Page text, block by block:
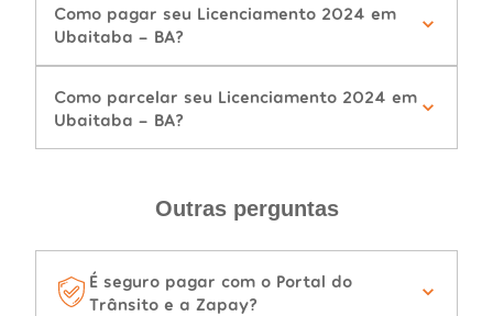
Como pagar seu Licenciamento 2024 em
Ubaitaba - BA?
Como parcelar seu Licenciamento 2024 em
Ubaitaba - BA?
Outras perguntas
É seguro pagar com o Portal do
Trânsito e a Zapay?